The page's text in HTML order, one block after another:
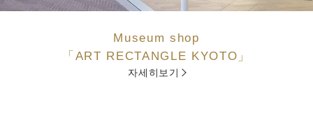
Museum shop
「ART RECTANGLE KYOTO」
자세히보기